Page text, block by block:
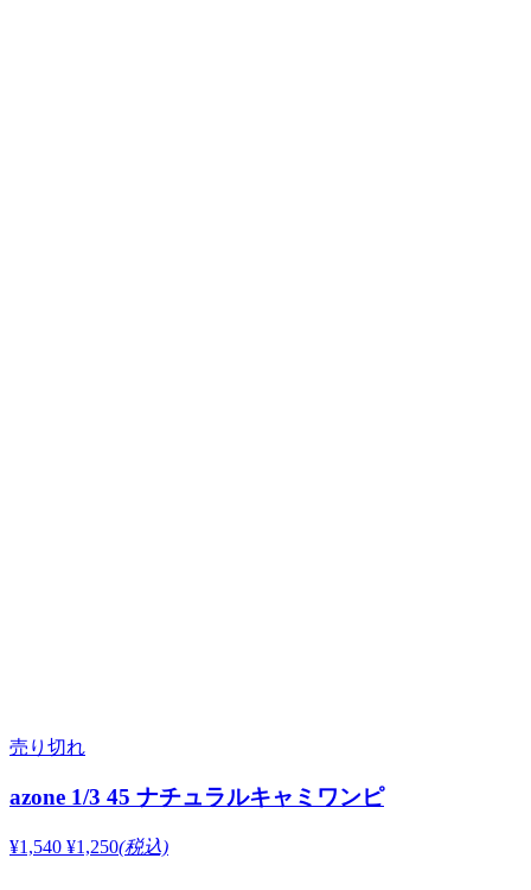
売り切れ
azone 1/3 45 ナチュラルキャミワンピ
¥1,540 ¥1,250(税込)